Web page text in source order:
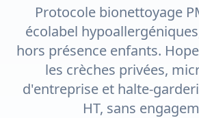
Protocole bionettoyage
écolabel
hors présence enfants.
les crèches privées,
d'entreprise et halte-
HT, sans